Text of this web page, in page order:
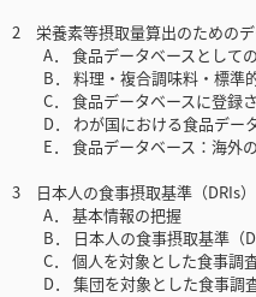
2 栄養素等摂取量算出のためのデ
A． 食品データベースとして
B． 料理・複合調味料・標準
C． 食品データベースに登録
D． わが国における食品デー
E． 食品データベース：海外
3 日本人の食事摂取基準（DRIs
A． 基本情報の把握
B． 日本人の食事摂取基準（
C． 個人を対象とした食事調
D． 集団を対象とした食事調